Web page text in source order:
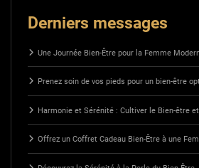
Derniers messages
Une Journée Bien-Être pour la Femme
Prenez soin de vos pieds pour un bien-être
Harmonie et Sérénité : Cultiver le Bien-être
Offrez un Coffret Cadeau Bien-Être à une